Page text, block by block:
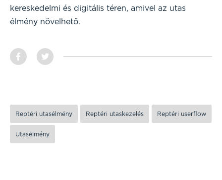
kereskedelmi és digitális téren, amivel az utas
élmény növelhető.
Reptéri utasélmény Reptéri utaskezelés Reptéri userflow
Utasélmény